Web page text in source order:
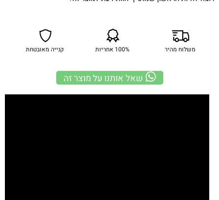
משלוח מהיר 100% אחריות קנייה מאובטחת
שאל אותנו על מוצר זה